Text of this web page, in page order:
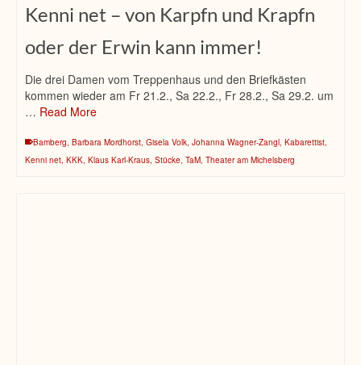
Kenni net – von Karpfn und Krapfn
oder der Erwin kann immer!
Die drei Damen vom Treppenhaus und den Briefkästen
kommen wieder am Fr 21.2., Sa 22.2., Fr 28.2., Sa 29.2. um
… Read More
Bamberg, Barbara Mordhorst, Gisela Volk, Johanna Wagner-Zangl, Kabarettist,
Kenni net, KKK, Klaus Karl-Kraus, Stücke, TaM, Theater am Michelsberg